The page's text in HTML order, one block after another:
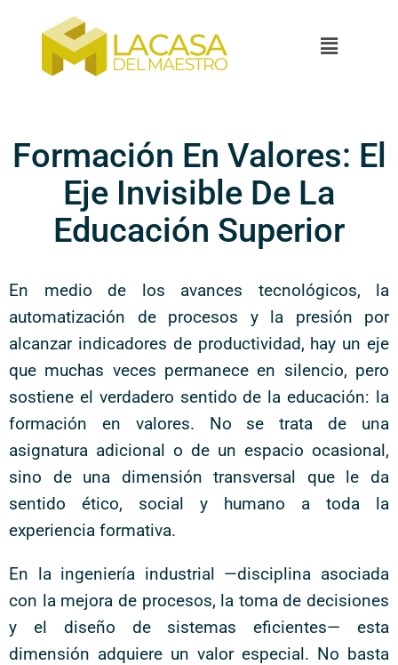
Formación En Valores: El
Eje Invisible De La
Educación Superior
En medio de los avances tecnológicos, la
automatización de procesos y la presión por
alcanzar indicadores de productividad, hay un eje
que muchas veces permanece en silencio, pero
sostiene el verdadero sentido de la educación: la
formación en valores. No se trata de una
asignatura adicional o de un espacio ocasional,
sino de una dimensión transversal que le da
sentido ético, social y humano a toda la
experiencia formativa.
En la ingeniería industrial —disciplina asociada
con la mejora de procesos, la toma de decisiones
y el diseño de sistemas eficientes— esta
dimensión adquiere un valor especial. No basta